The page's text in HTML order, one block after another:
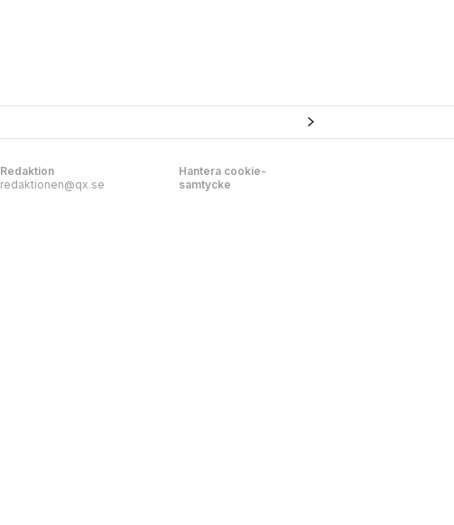
Redaktion
redaktionen@qx.se
Hantera cookie-
samtycke